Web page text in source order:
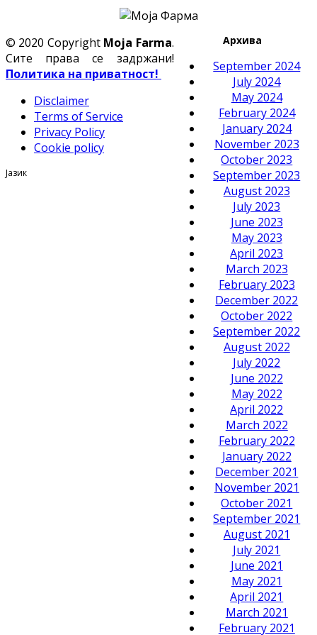
Архива
September 2024
July 2024
May 2024
February 2024
January 2024
November 2023
October 2023
September 2023
August 2023
July 2023
June 2023
May 2023
April 2023
March 2023
February 2023
December 2022
October 2022
September 2022
August 2022
July 2022
June 2022
May 2022
April 2022
March 2022
February 2022
January 2022
December 2021
November 2021
October 2021
September 2021
August 2021
July 2021
June 2021
May 2021
April 2021
March 2021
February 2021
© 2020 Copyright Moja Farma.
Сите права се задржани!
Политика на приватност!
Disclaimer
Terms of Service
Privacy Policy
Cookie policy
Јазик